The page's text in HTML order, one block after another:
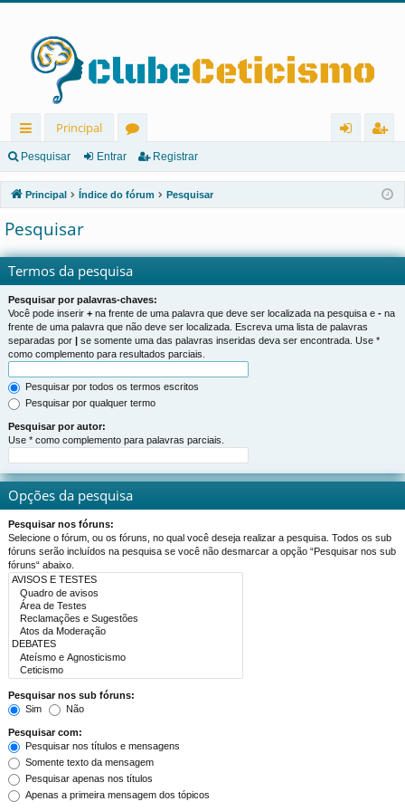
in
ks
rá
pi
d
os
Principal
ór
u
ns
ra
r
ist
ra
Pesquisar Entrar Registrar
Principal Índice do fórum Pesquisar
Pesquisar
Termos da pesquisa
Pesquisar por palavras-chaves:
Você pode inserir + na frente de uma palavra que deve ser localizada na pesquisa e - na
frente de uma palavra que não deve ser localizada. Escreva uma lista de palavras
separadas por
se somente uma das palavras inseridas deva ser encontrada. Use *
como complemento para resultados parciais.
Pesquisar por todos os termos escritos
Pesquisar por qualquer termo
Pesquisar por autor:
Use * como complemento para palavras parciais.
Opções da pesquisa
Pesquisar nos fóruns:
Selecione o fórum, ou os fóruns, no qual você deseja realizar a pesquisa. Todos os sub
fóruns serão incluídos na pesquisa se você não desmarcar a opção “Pesquisar nos sub
fóruns“ abaixo.
Pesquisar nos sub fóruns:
Sim
Não
Pesquisar com:
Pesquisar nos títulos e mensagens
Somente texto da mensagem
Pesquisar apenas nos títulos
Apenas a primeira mensagem dos tópicos